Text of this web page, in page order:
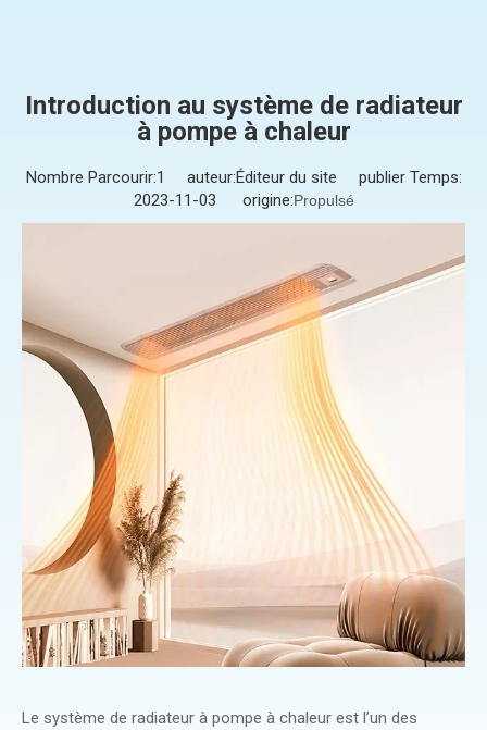
Introduction au système de radiateur
à pompe à chaleur
Nombre Parcourir:1
auteur:Éditeur du site publier Temps:
2023-11-03 origine:Propulsé
Le système de radiateur à pompe à chaleur est l’un des